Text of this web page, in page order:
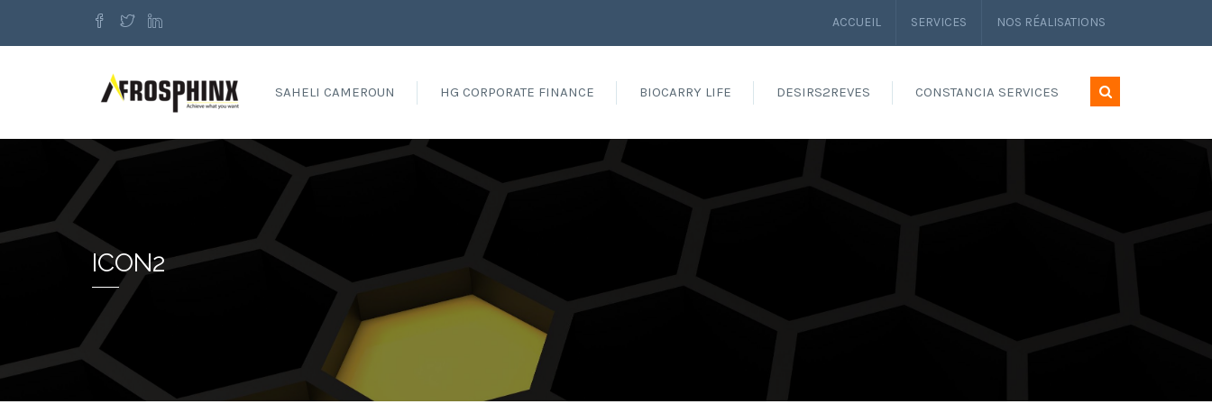
ACCUEIL SERVICES NOS RÉALISATIONS
SAHELI CAMEROUN HG CORPORATE FINANCE BIOCARRY LIFE DESIRS2REVES CONSTANCIA SERVICES
ICON2